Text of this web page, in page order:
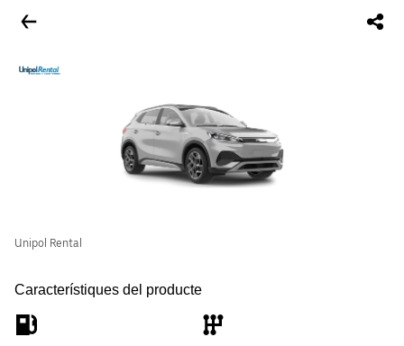
Unipol Rental
Característiques del producte